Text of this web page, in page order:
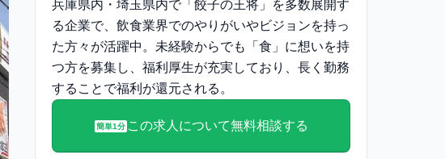
兵庫県内・埼玉県内で「餃子の王将」を多数展開す
る企業で、飲食業界でのやりがいやビジョンを持っ
た方々が活躍中。未経験からでも「食」に想いを持
つ方を募集し、福利厚生が充実しており、長く勤務
することで福利が還元される。
簡単1分この求人について無料相談する